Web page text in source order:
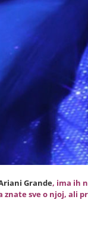
Grande, ima ih
znate sve o njoj, ali